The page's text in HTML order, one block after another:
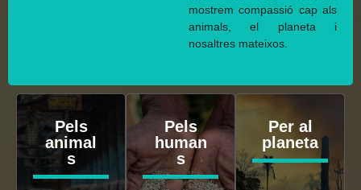
mostrem compassió cap als
animals, el planeta i
nosaltres mateixos.
Pels
animal
s
Pels
human
s
Per al
planeta